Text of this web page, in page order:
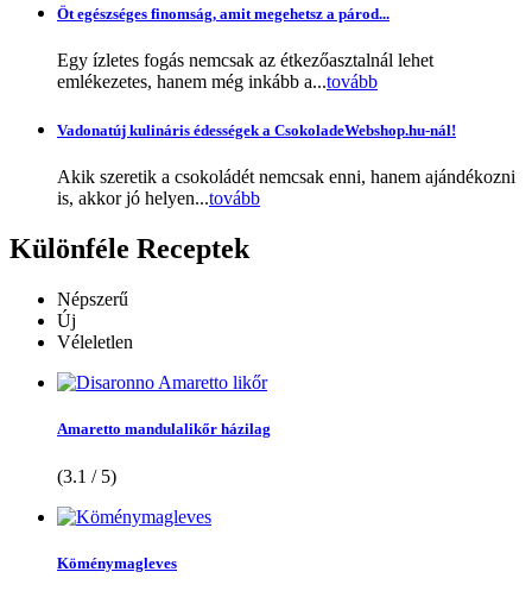
Öt egészséges finomság, amit megehetsz a párod...
Egy ízletes fogás nemcsak az étkezőasztalnál lehet
emlékezetes, hanem még inkább a...tovább
Vadonatúj kulináris édességek a CsokoladeWebshop.hu-nál!
Akik szeretik a csokoládét nemcsak enni, hanem ajándékozni
is, akkor jó helyen...tovább
Különféle Receptek
Népszerű
Új
Véleletlen
Amaretto mandulalikőr házilag
(3.1 / 5)
Köménymagleves